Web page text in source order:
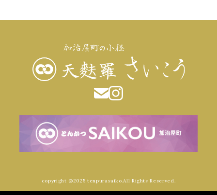
copyright ©2025 tenpurasaiko.All Rights Reserved.